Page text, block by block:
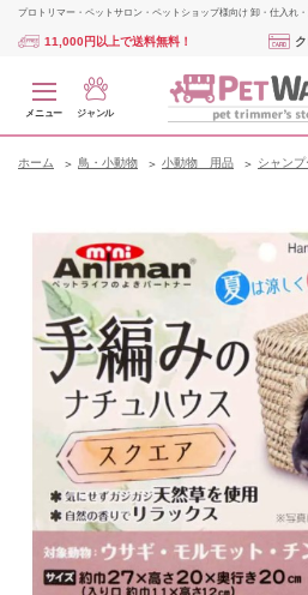
プロトリマー・ペットサロン・ペットショップ様向け 卸・仕入れ
11,000円以上で送料無料！
メニュー ジャンル
ホーム 鳥・小動物 小動物 用品 シャンプ